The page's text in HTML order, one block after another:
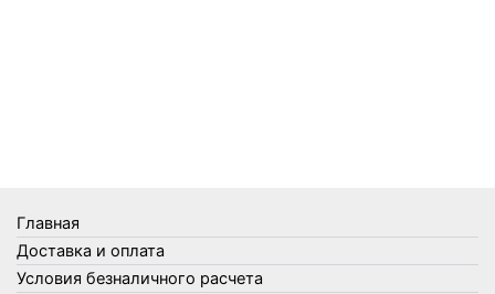
Товары для кухни
Товары для сада и огорода
Главная
Доставка и оплата
Условия безналичного расчета